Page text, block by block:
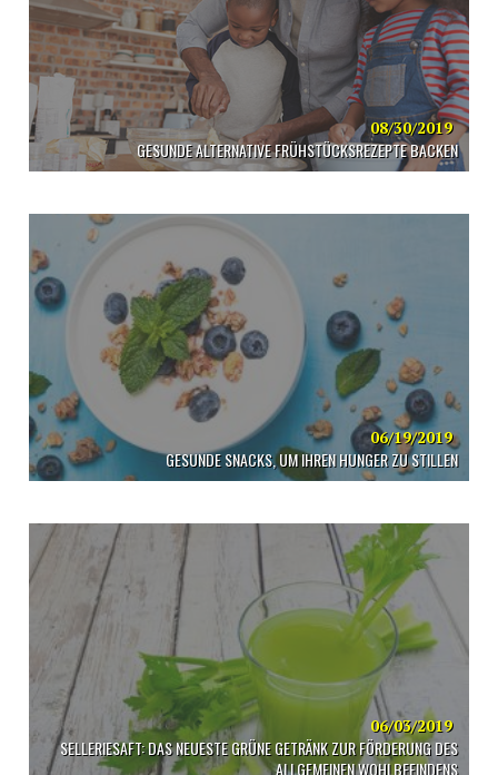
08/30/2019
GESUNDE ALTERNATIVE FRÜHSTÜCKSREZEPTE BACKEN
06/19/2019
GESUNDE SNACKS, UM IHREN HUNGER ZU STILLEN
06/03/2019
SELLERIESAFT: DAS NEUESTE GRÜNE GETRÄNK ZUR FÖRDERUNG DES
ALLGEMEINEN WOHLBEFINDENS